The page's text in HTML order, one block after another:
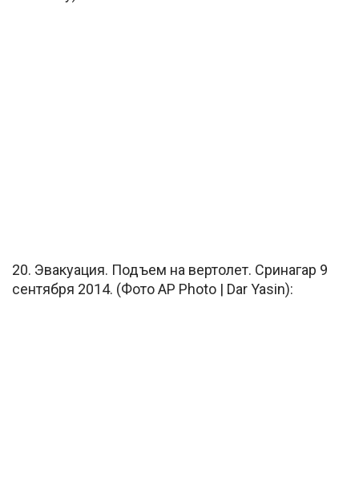
20. Эвакуация. Подъем на вертолет. Сринагар 9
сентября 2014. (Фото AP Photo | Dar Yasin):